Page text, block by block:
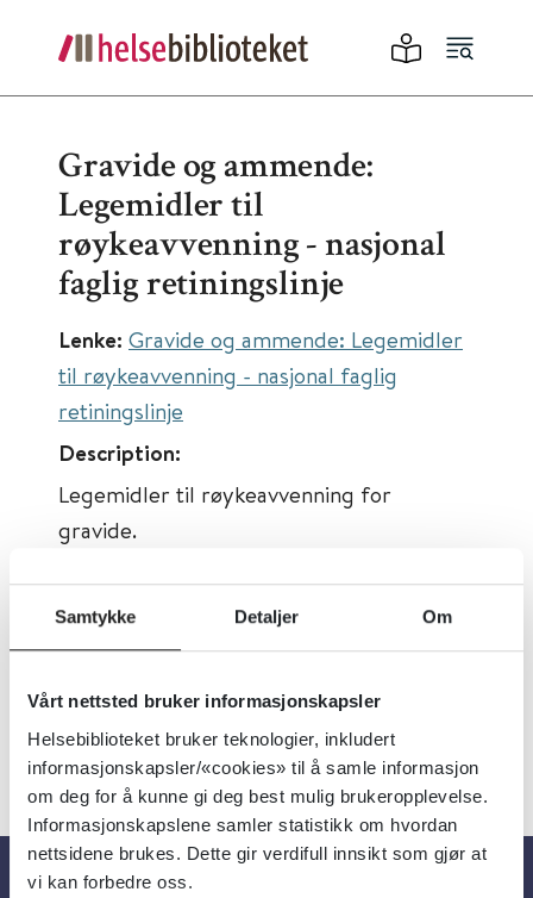
Samtykke Detaljer Om
Vårt nettsted bruker informasjonskapsler
Helsebiblioteket bruker teknologier, inkludert
informasjonskapsler/«cookies» til å samle informasjon
om deg for å kunne gi deg best mulig brukeropplevelse.
Informasjonskapslene samler statistikk om hvordan
nettsidene brukes. Dette gir verdifull innsikt som gjør at
vi kan forbedre oss.
Gravide og ammende:
Legemidler til
røykeavvenning - nasjonal
faglig retiningslinje
Lenke: Gravide og ammende: Legemidler
til røykeavvenning - nasjonal faglig
retiningslinje
Description:
Legemidler til røykeavvenning for
gravide.
Utgiver:Helsedirektoratet
Språk: